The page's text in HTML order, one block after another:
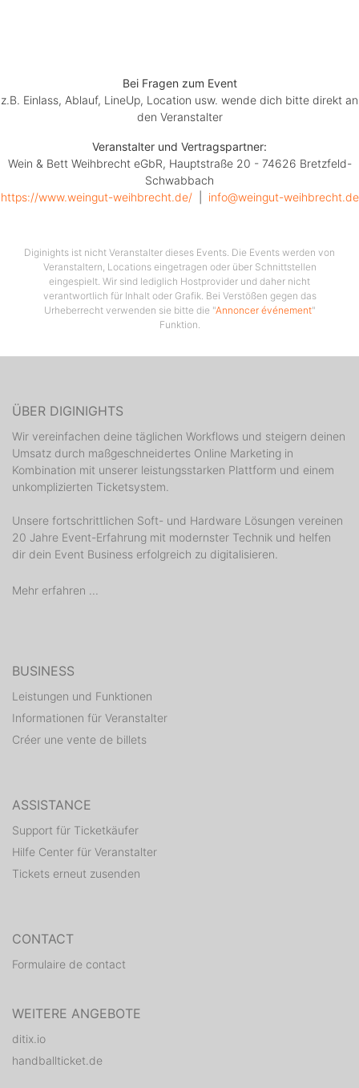
Bei Fragen zum Event
z.B. Einlass, Ablauf, LineUp, Location usw. wende dich bitte direkt an
den Veranstalter
Veranstalter und Vertragspartner:
Wein & Bett Weihbrecht eGbR, Hauptstraße 20 - 74626 Bretzfeld-
Schwabbach
https://www.weingut-weihbrecht.de/
  |
info@weingut-weihbrecht.de
Diginights ist nicht Veranstalter dieses Events. Die Events werden von
Veranstaltern, Locations eingetragen oder über Schnittstellen
eingespielt. Wir sind lediglich Hostprovider und daher nicht
verantwortlich für Inhalt oder Grafik. Bei Verstößen gegen das
Urheberrecht verwenden sie bitte die "Annoncer événement"
Funktion.
ÜBER DIGINIGHTS
Wir vereinfachen deine täglichen Workflows und steigern deinen
Umsatz durch maßgeschneidertes Online Marketing in
Kombination mit unserer leistungsstarken Plattform und einem
unkomplizierten Ticketsystem.
Unsere fortschrittlichen Soft- und Hardware Lösungen vereinen
20 Jahre Event-Erfahrung mit modernster Technik und helfen
dir dein Event Business erfolgreich zu digitalisieren.
Mehr erfahren ...
BUSINESS
Leistungen und Funktionen
Informationen für Veranstalter
Créer une vente de billets
ASSISTANCE
Support für Ticketkäufer
Hilfe Center für Veranstalter
Tickets erneut zusenden
CONTACT
Formulaire de contact
WEITERE ANGEBOTE
ditix.io
handballticket.de